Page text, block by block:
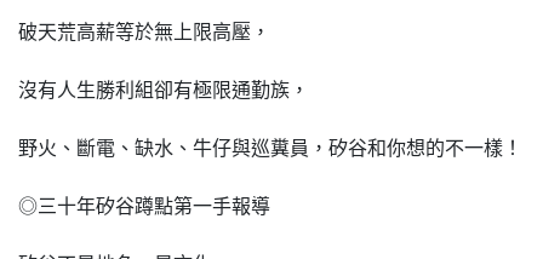
破天荒高薪等於無上限高壓，
沒有人生勝利組卻有極限通勤族，
野火、斷電、缺水、牛仔與巡糞員，矽谷和你想的不一樣！
◎三十年矽谷蹲點第一手報導